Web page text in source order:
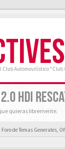
Club Automovilístico "Club
HDI
quieras libremente.
Foro de Temas Generales,